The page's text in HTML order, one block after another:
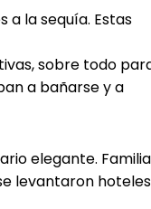
la sequía. Estas
sobre todo
a bañarse y a
elegante.
levantaron